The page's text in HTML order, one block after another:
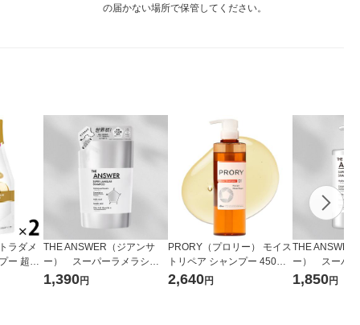
の届かない場所で保管してください。
ラダメ
ー 超特
2個 P＆
THE ANSWER（ジアンサ
ー） スーパーラメラシャ
ンプー 詰替え 320ml 花
1,390円
PRORY（プロリー） モイス
トリペア シャンプー 450ml
（うねり ツヤ）
2,640円
THE ANSWER
ー） スーパー
ンプー 本体
1,850円